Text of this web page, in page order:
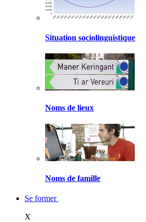
Situation sociolinguistique
Noms de lieux
Noms de famille
Se former
X